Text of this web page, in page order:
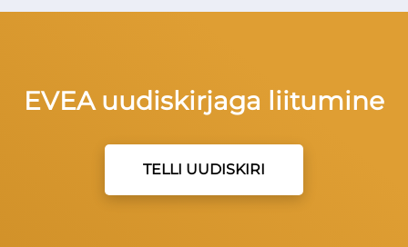
EVEA uudiskirjaga liitumine
TELLI UUDISKIRI